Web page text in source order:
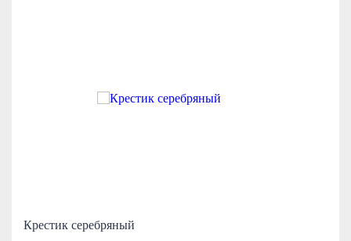
Крестик серебряный